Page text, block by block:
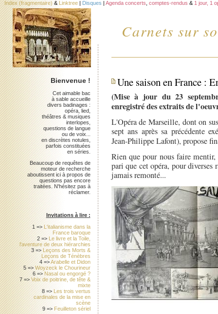
Carnets sur
Index (fragmentaire) & Linktree | Disques | Agenda concerts comptes-rendus & 1 jour, 1
Une saison en France :
(Mise à jour du 23
enregistré des extraits de
L'Opéra de Marseille, dont on
sept ans après sa précédente
Jean-Philippe Lafont), propose
Rien que pour nous faire
pari que cet opéra, pour
jamais remonté...
Bienvenue !
Cet aimable bac
à sable accueille
divers badinages :
opéra, lied,
théâtres & musiques
interlopes,
questions de langue
ou de voix...
en discrètes notules,
parfois constituées
en séries.
Beaucoup de requêtes de
moteur de recherche
aboutissent ici à propos de
questions pas encore
traitées. N'hésitez pas à
réclamer.
Invitations à lire :
1 => L'italianisme dans la
France baroque
2 => Le livre et la Toile,
l'aventure de deux hiérarchies
3 => Leçons des Morts &
Leçons de Ténèbres
4 =>Arabelle et Didon
5 =>Woyzeck le Chourineur
6 => Nasal ou engorgé ?
7 =>Voix de poitrine, de tête &
mixte
8 => Les trois vertus
cardinales de la mise en
scène
9 => Feuilleton sériel